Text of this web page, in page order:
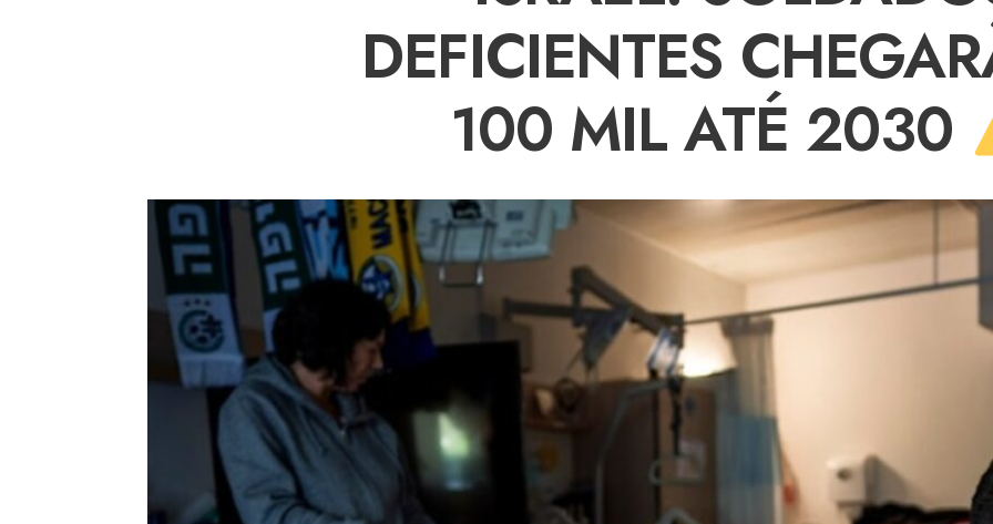
DEFICIENTES
100 MIL ATÉ 2030